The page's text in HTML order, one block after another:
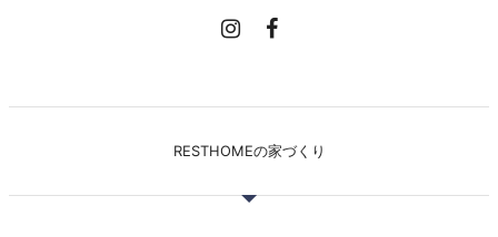
RESTHOMEの家づくり